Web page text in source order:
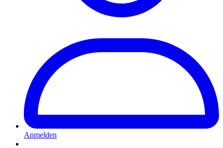
Anmelden